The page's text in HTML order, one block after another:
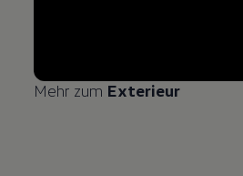
Mehr zum Exterieur